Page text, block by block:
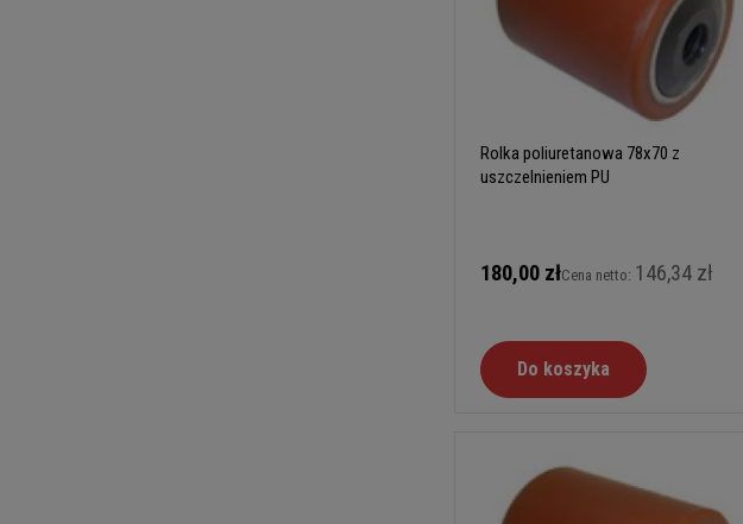
Rolka poliuretanowa 78x70 z
uszczelnieniem PU
180,00 złCena netto: 146,34 zł
Do koszyka